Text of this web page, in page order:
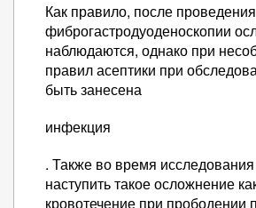
Как правило, после проведения
фиброгастродуоденоскопии
наблюдаются, однако при
правил асептики при
быть занесена
инфекция
. Также во время
наступить такое осложнение
кровотечение при прободении